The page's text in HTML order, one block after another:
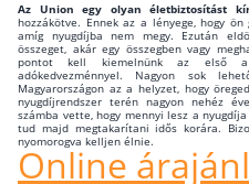
Kapcsolat
Biztosítási hírek
Gépjárműs hírek
Az Union egy olyan életbiztosítást
hozzákötve. Ennek az a lényege, hogy
amíg nyugdíjba nem megy. Ezután
összeget, akár egy összegben vagy
pontot kell kiemelnünk az első a
adókedvezménnyel. Nagyon sok
Magyarországon az a helyzet, hogy
nyugdíjrendszer terén nagyon nehéz
számba vette, hogy mennyi lesz a
tud majd megtakarítani idős korára.
nyomorogva kelljen élnie.
Online